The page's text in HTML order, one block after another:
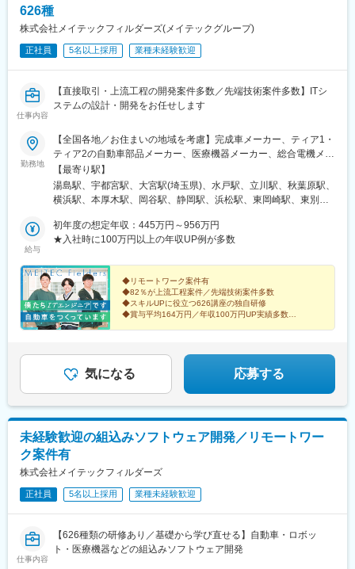
626種
株式会社メイテックフィルダーズ(メイテックグループ)
正社員 5名以上採用 業種未経験歓迎
仕事内容
【直接取引・上流工程の開発案件多数／先端技術案件多数】ITシ
ステムの設計・開発をお任せします
勤務地
【全国各地／お住まいの地域を考慮】完成車メーカー、ティア1・
ティア2の自動車部品メーカー、医療機器メーカー、総合電機メー
カー、半導体製造装置メーカーなど当社取引先の拠点（東北・関
東・中部・東海・関西・九州を中心に全国各地）※派遣先企業にて
就業（事業所・拠点については下記「勤務地一覧」を参照くださ
署及び各拠点等、当社の定める場所。詳細は就業条件明示書に記
載。■経験者採用のうち希望勤務地エリアの営業所に配属された割
場合は会社にて寮・社宅を用意いたします。【受動喫煙対策】当
社拠点：各事業所で対策あり派遣先 ：各社規定に則る
【最寄り駅】
湯島駅、宇都宮駅、大宮駅(埼玉県)、水戸駅、立川駅、秋葉原駅、
横浜駅、本厚木駅、岡谷駅、静岡駅、浜松駅、東岡崎駅、東別院
駅(阪神)、広島駅、祇園駅(福岡県)、花畑町駅、上野広小路駅、岩
本町駅、神奈川駅、近鉄四日市駅、京都駅、末広町駅(東京都)、反
給与
初年度の想定年収：445万円～956万円
★入社時に100万円以上の年収UP例が多数
◆リモートワーク案件有
◆82％が上流工程案件／先端技術案件多数
◆スキルUPに役立つ626講座の独自研修
◆賞与平均164万円／年収100万円UP実績多数
気になる 応募する
未経験歓迎の組込みソフトウェア開発／リモートワー
ク案件有
株式会社メイテックフィルダーズ
正社員 5名以上採用 業種未経験歓迎
仕事内容
【626種類の研修あり／基礎から学び直せる】自動車・ロボッ
ト・医療機器などの組込みソフトウェア開発